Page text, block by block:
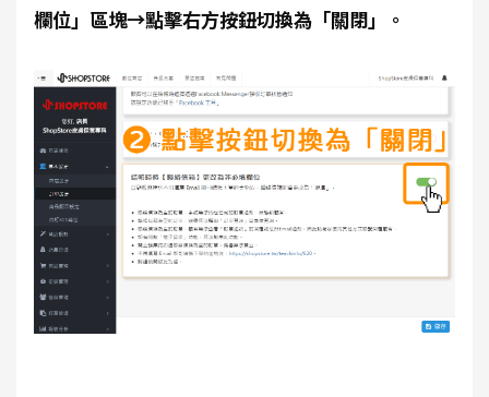
欄位」區塊→點擊右方按鈕切換為「關閉」。